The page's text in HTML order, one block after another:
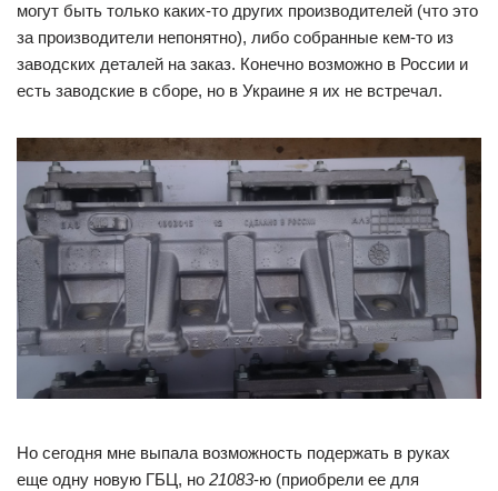
могут быть только каких-то других производителей (что это
за производители непонятно), либо собранные кем-то из
заводских деталей на заказ. Конечно возможно в России и
есть заводские в сборе, но в Украине я их не встречал.
Но сегодня мне выпала возможность подержать в руках
еще одну новую ГБЦ, но 21083-ю (приобрели ее для